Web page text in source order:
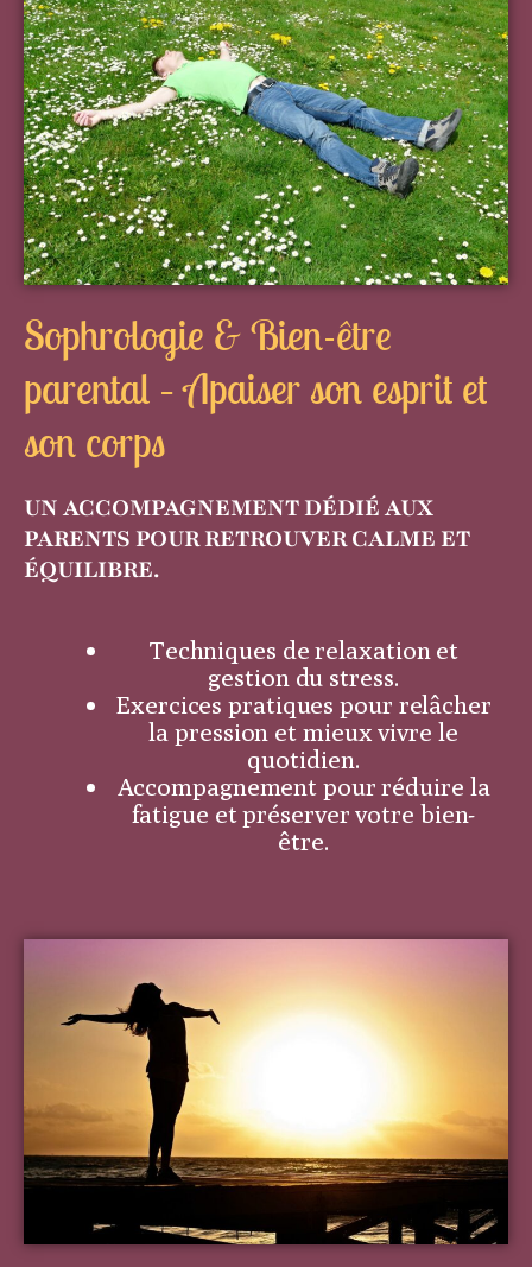
Sophrologie & Bien-être
parental – Apaiser son esprit et
son corps
UN ACCOMPAGNEMENT DÉDIÉ AUX
PARENTS POUR RETROUVER CALME ET
ÉQUILIBRE.
Techniques de relaxation et
gestion du stress.
Exercices pratiques pour relâcher
la pression et mieux vivre le
quotidien.
Accompagnement pour réduire la
fatigue et préserver votre bien-
être.